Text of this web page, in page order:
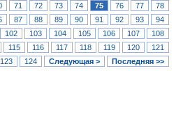
71 72 73 74 75 76 77
78
87 88 89 90 91 92 93
94
102 103 104 105 106 107
108
115 116 117 118 119 120
121
123 124 Следующая > Последняя >>